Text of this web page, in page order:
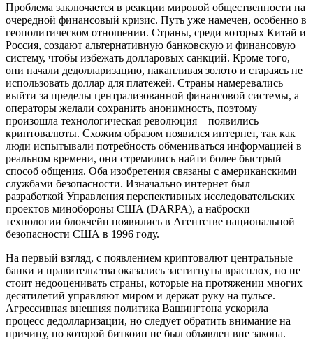
Проблема заключается в реакции мировой общественности на
очередной финансовый кризис. Путь уже намечен, особенно в
геополитическом отношении. Страны, среди которых Китай и
Россия, создают альтернативную банковскую и финансовую
систему, чтобы избежать долларовых санкций. Кроме того,
они начали дедолларизацию, накапливая золото и стараясь не
использовать доллар для платежей. Страны намеревались
выйти за пределы централизованной финансовой системы, а
операторы желали сохранить анонимность, поэтому
произошла технологическая революция – появились
криптовалюты. Схожим образом появился интернет, так как
люди испытывали потребность обмениваться информацией в
реальном времени, они стремились найти более быстрый
способ общения. Оба изобретения связаны с американскими
службами безопасности. Изначально интернет был
разработкой Управления перспективных исследовательских
проектов минобороны США (DARPA), а наброски
технологии блокчейн появились в Агентстве национальной
безопасности США в 1996 году.
На первый взгляд, с появлением криптовалют центральные
банки и правительства оказались застигнуты врасплох, но не
стоит недооценивать страны, которые на протяжении многих
десятилетий управляют миром и держат руку на пульсе.
Агрессивная внешняя политика Вашингтона ускорила
процесс дедолларизации, но следует обратить внимание на
причину, по которой биткоин не был объявлен вне закона.